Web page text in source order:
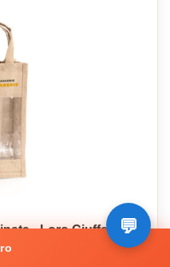
- Loro Ciuffenna
500i pezzi